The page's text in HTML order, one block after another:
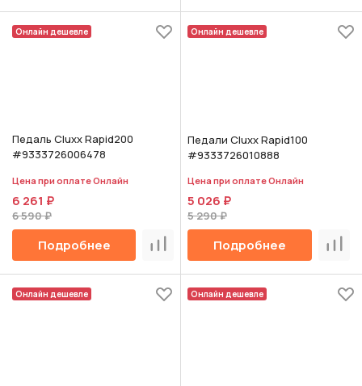
Онлайн дешевле
Педаль Cluxx Rapid200
#9333726006478
Цена при оплате Онлайн
6 261 ₽
6 590 ₽
Подробнее Сравнить
Онлайн дешевле
Педали Cluxx Rapid100
#9333726010888
Цена при оплате Онлайн
5 026 ₽
5 290 ₽
Подробнее
Онлайн дешевле Онлайн дешевле